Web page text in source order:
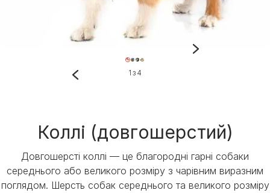
Коллі (довгошерстий)
Довгошерсті коллі — це благородні гарні собаки
середнього або великого розміру з чарівним виразним
поглядом. Шерсть собак середнього та великого розміру
1 з 4